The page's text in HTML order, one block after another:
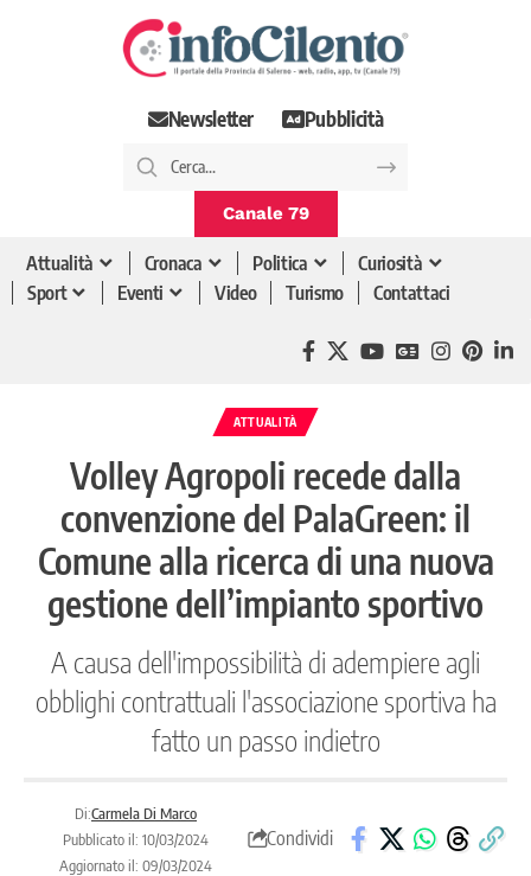
Newsletter Pubblicità
Canale 79
Attualità Cronaca Politica
Curiosità
Sport
Eventi Video Turismo Contattaci
ATTUALITÀ
Volley Agropoli recede dalla
convenzione del PalaGreen: il
Comune alla ricerca di una nuova
gestione dell’impianto sportivo
A causa dell'impossibilità di adempiere agli
obblighi contrattuali l'associazione sportiva ha
fatto un passo indietro
Di:Carmela Di Marco
Pubblicato il: 10/03/2024
Aggiornato il: 09/03/2024
Condividi